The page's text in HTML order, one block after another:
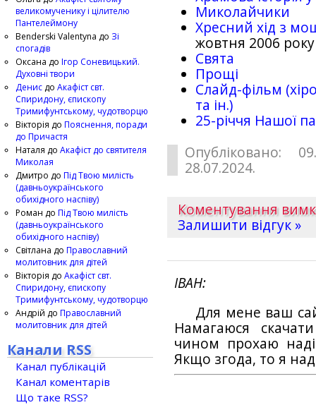
Миколайчики
Хресний хід з
жовтня 2006 року
Свята
Прощі
Слайд-фільм
та ін.)
25-рiччя Нашої
Опубліковано:
28.07.2024.
Коментування
Залишити відгук »
ІВАН
Для мене ваш
Намагаюся
чином прохаю
Якщо згода, то я
великомученику і цілителю
Пантелеймону
Benderski Valentyna до Зі
спогадів
Оксана до Ігор Соневицький.
Духовні твори
Денис до Акафіст свт.
Спиридону, єпископу
Тримифунтському, чудотворцю
Вікторія до Пояснення, поради
до Причастя
Наталя до Акафіст до святителя
Миколая
Дмитро до Під Твою милість
(давньоукраїнського
обихідного наспіву)
Роман до Під Твою милість
(давньоукраїнського
обихідного наспіву)
Світлана до Православний
молитовник для дітей
Вікторія до Акафіст свт.
Спиридону, єпископу
Тримифунтському, чудотворцю
Андрій до Православний
молитовник для дітей
Канали RSS
Канал публікацій
Канал коментарів
Що таке RSS?